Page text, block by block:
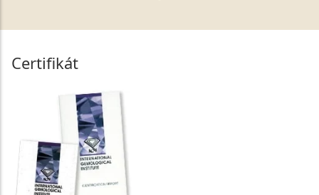
Certifikát